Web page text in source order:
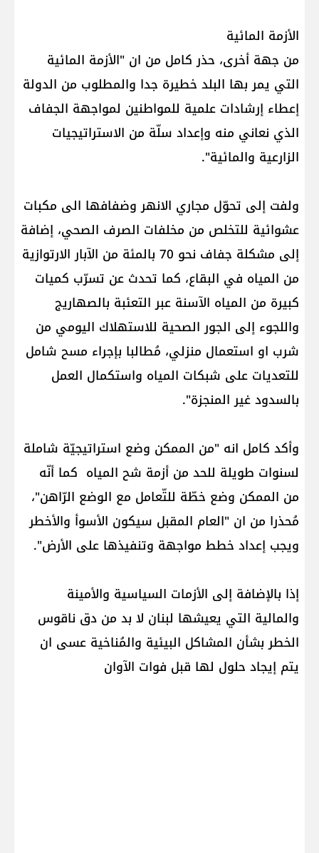
الأزمة المائية
من جهة أخرى، حذر كامل من ان "الأزمة المائية
التي يمر بها البلد خطيرة جدا والمطلوب من الدولة
إعطاء إرشادات علمية للمواطنين لمواجهة الجفاف
الذي نعاني منه وإعداد سلّة من الاستراتيجيات
الزارعية والمائية".
ولفت إلى تحوّل مجاري الانهر وضفافها الى مكبات
عشوائية للتخلص من مخلفات الصرف الصحي، إضافة
إلى مشكلة جفاف نحو 70 بالمئة من الآبار الارتوازية
من المياه في البقاع، كما تحدث عن تسرّب كميات
كبيرة من المياه الآسنة عبر التعئبة بالصهاريج
واللجوء إلى الجور الصحية للاستهلاك اليومي من
شرب او استعمال منزلي، مُطالبا بإجراء مسح شامل
للتعديات على شبكات المياه واستكمال العمل
بالسدود غير المنجزة".
وأكد كامل انه "من الممكن وضع استراتيجيّة شاملة
لسنوات طويلة للحد من أزمة شح المياه كما أنّه
من الممكن وضع خطّة للتّعامل مع الوضع الرّاهن"،
مُحذرا من ان "العام المقبل سيكون الأسوأ والأخطر
ويجب إعداد خطط مواجهة وتنفيذها على الأرض".
إذا بالإضافة إلى الأزمات السياسية والأمينة
والمالية التي يعيشها لبنان لا بد من دق ناقوس
الخطر بشأن المشاكل البيئية والمُناخية عسى ان
يتم إيجاد حلول لها قبل فوات الآوان